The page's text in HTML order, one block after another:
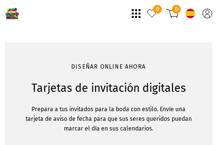
0 0
DISEÑAR ONLINE AHORA
Tarjetas de invitación digitales
Prepara a tus invitados para la boda con estilo. Envíe una
tarjeta de aviso de fecha para que sus seres queridos puedan
marcar el día en sus calendarios.